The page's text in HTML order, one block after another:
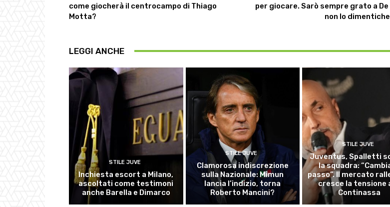
come giocherà il centrocampo di Thiago
Motta?
per giocare. Sarò sempre grato a De
non lo
LEGGI ANCHE
STILE JUVE
Inchiesta escort a Milano,
ascoltati come testimoni
anche Barella e Dimarco
STILE JUVE
Clamorosa indiscrezione
sulla Nazionale: Mimun
lancia l’indizio, torna
Roberto Mancini?
STILE JUVE
Juventus, Spalletti
la squadra:
passo”. Il mercato
cresce la tensione
Continassa